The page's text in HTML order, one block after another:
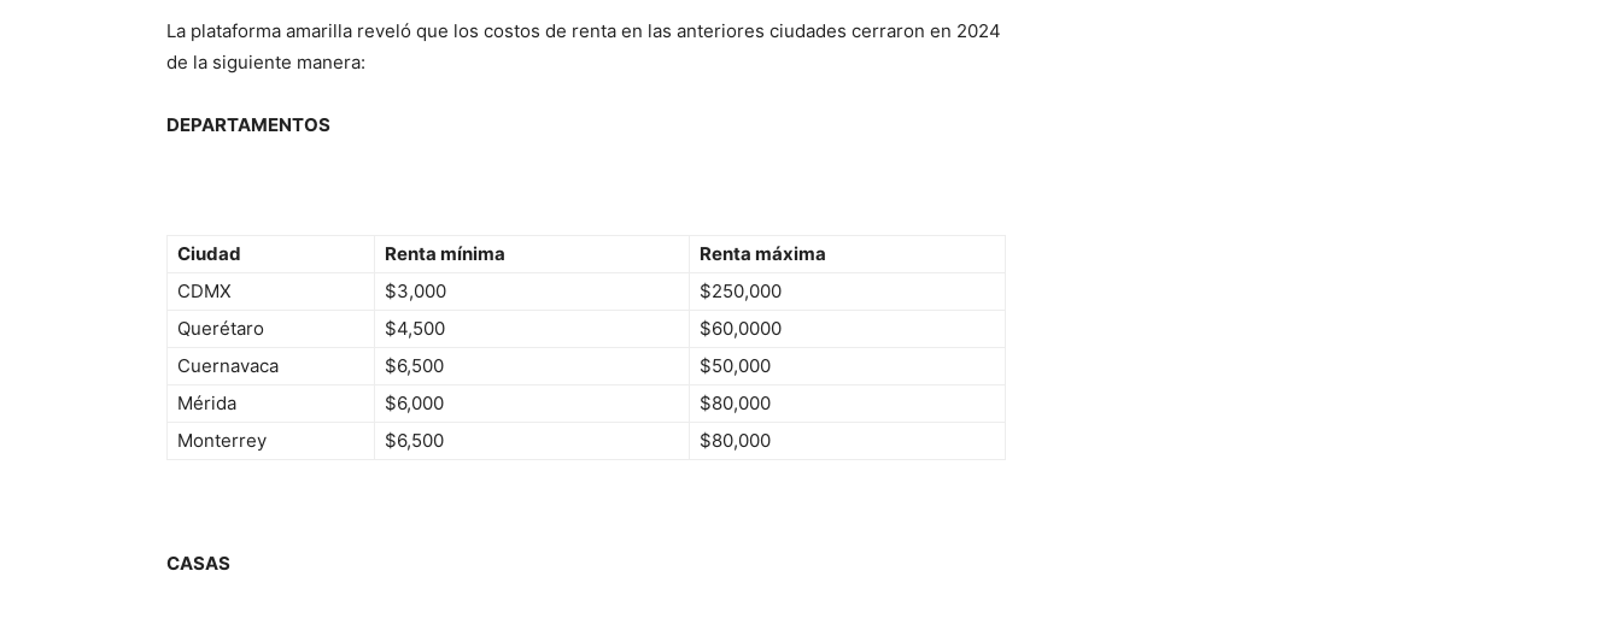
La plataforma amarilla reveló que los costos de renta en las anteriores ciudades cerraron en 2024
de la siguiente manera:
DEPARTAMENTOS
Ciudad Renta mínima
Renta máxima
CDMX
$3,000
$250,000
Querétaro
$4,500
$60,0000
Cuernavaca
$6,500
$50,000
Mérida
$6,000
$80,000
Monterrey
$6,500 $80,000
CASAS